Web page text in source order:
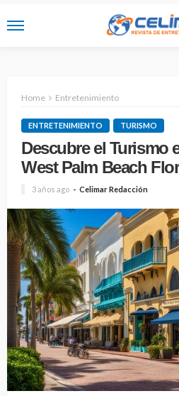
Home Entretenimiento
ENTRETENIMIENTO TURISMO
Descubre el Turismo
West Palm Beach
3 años ago Celimar Redacción